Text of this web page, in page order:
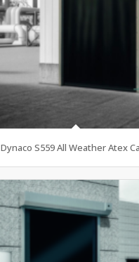
Dynaco S559 All Weather Atex